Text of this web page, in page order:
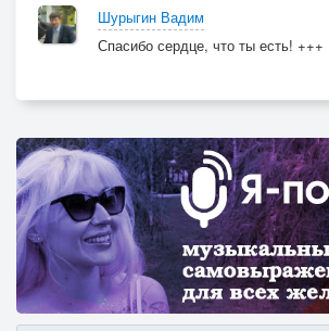
Шурыгин Вадим
Спасибо сердце, что ты есть! +++